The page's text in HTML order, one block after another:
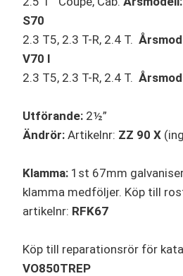
S70
2.3 T5, 2.3 T-R, 2.4 T.
V70 I
2.3 T5, 2.3 T-R, 2.4 T.
Utförande: 2½”
Ändrör: Artikelnr: ZZ 90 X
Klamma: 1st 67mm
klamma medföljer. Köp till
artikelnr: RFK67
Köp till reparationsrör för
VO850TREP